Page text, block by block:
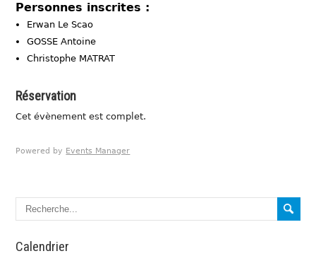
Personnes inscrites :
Erwan Le Scao
GOSSE Antoine
Christophe MATRAT
Réservation
Cet évènement est complet.
Powered by Events Manager
Calendrier